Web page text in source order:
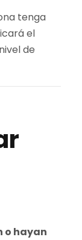
tenga
el
de
o hayan